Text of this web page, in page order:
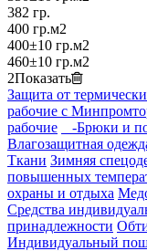
382 гр.
400 гр.м2
400±10 гр.м2
460±10 гр.м2
2Показать
Защита от
рабочие с
рабочие
-Брюки и
Влагозащитная
Ткани Зимняя
повышенных
охраны и отдыха
Средства
принадлежности
Индивидуальный